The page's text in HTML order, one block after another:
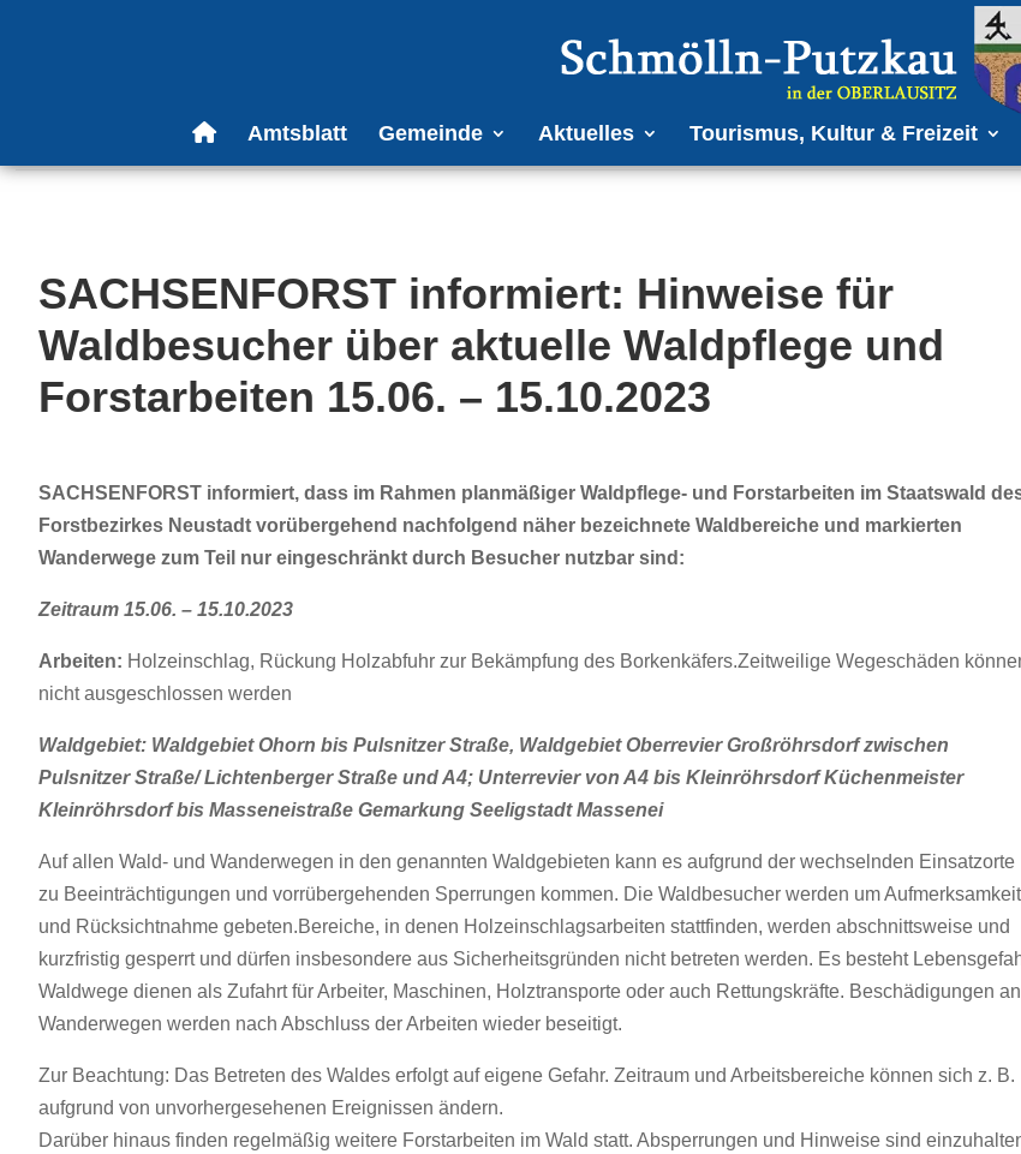
Amtsblatt Gemeinde Aktuelles Tourismus, Kultur & Freizeit
SACHSENFORST informiert: Hinweise für
Waldbesucher über aktuelle Waldpflege und
Forstarbeiten 15.06. – 15.10.2023
SACHSENFORST informiert, dass im Rahmen planmäßiger Waldpflege- und Forstarbeiten im Staatswald
Forstbezirkes Neustadt vorübergehend nachfolgend näher bezeichnete Waldbereiche und markierten
Wanderwege zum Teil nur eingeschränkt durch Besucher nutzbar sind:
Zeitraum 15.06. – 15.10.2023
Arbeiten: Holzeinschlag, Rückung Holzabfuhr zur Bekämpfung des Borkenkäfers.Zeitweilige Wegeschäden
nicht ausgeschlossen werden
Waldgebiet: Waldgebiet Ohorn bis Pulsnitzer Straße, Waldgebiet Oberrevier Großröhrsdorf zwischen
Pulsnitzer Straße/ Lichtenberger Straße und A4; Unterrevier von A4 bis Kleinröhrsdorf Küchenmeister
Kleinröhrsdorf bis Masseneistraße Gemarkung Seeligstadt Massenei
Auf allen Wald- und Wanderwegen in den genannten Waldgebieten kann es aufgrund der wechselnden Einsatzorte
zu Beeinträchtigungen und vorrübergehenden Sperrungen kommen. Die Waldbesucher werden um Aufmerksamkeit
und Rücksichtnahme gebeten.Bereiche, in denen Holzeinschlagsarbeiten stattfinden, werden abschnittsweise und
kurzfristig gesperrt und dürfen insbesondere aus Sicherheitsgründen nicht betreten werden. Es besteht
Waldwege dienen als Zufahrt für Arbeiter, Maschinen, Holztransporte oder auch Rettungskräfte. Beschädigungen an
Wanderwegen werden nach Abschluss der Arbeiten wieder beseitigt.
Zur Beachtung: Das Betreten des Waldes erfolgt auf eigene Gefahr. Zeitraum und Arbeitsbereiche können sich z. B.
aufgrund von unvorhergesehenen Ereignissen ändern.
Darüber hinaus finden regelmäßig weitere Forstarbeiten im Wald statt. Absperrungen und Hinweise sind